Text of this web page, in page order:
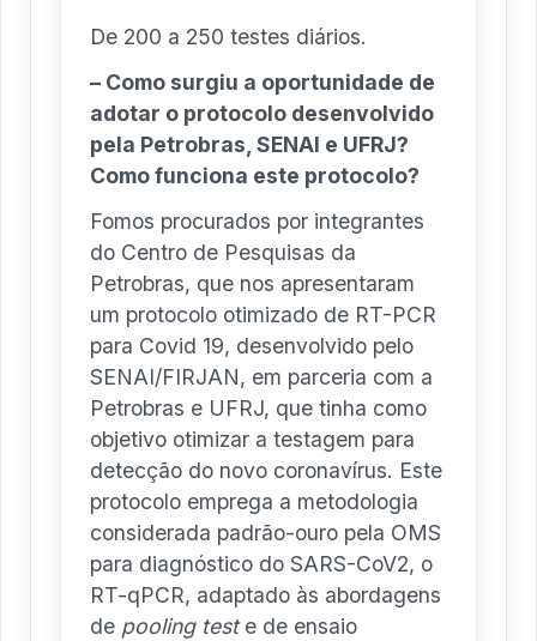
De 200 a 250 testes diários.
– Como surgiu a oportunidade de
adotar o protocolo desenvolvido
pela Petrobras, SENAI e UFRJ?
Como funciona este protocolo?
Fomos procurados por integrantes
do Centro de Pesquisas da
Petrobras, que nos apresentaram
um protocolo otimizado de RT-PCR
para Covid 19, desenvolvido pelo
SENAI/FIRJAN, em parceria com a
Petrobras e UFRJ, que tinha como
objetivo otimizar a testagem para
detecção do novo coronavírus. Este
protocolo emprega a metodologia
considerada padrão-ouro pela OMS
para diagnóstico do SARS-CoV2, o
RT-qPCR, adaptado às abordagens
de pooling teste de ensaio